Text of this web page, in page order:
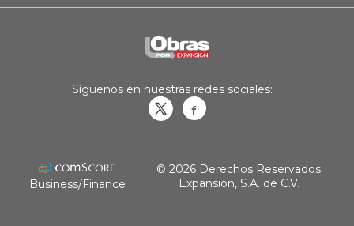
Síguenos en nuestras redes sociales:
Business/Finance
© 2026 Derechos Reservados
Expansión, S.A. de C.V.